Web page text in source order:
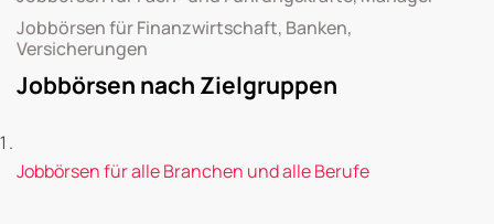
Jobbörsen für Finanzwirtschaft, Banken,
Versicherungen
Jobbörsen nach Zielgruppen
Jobbörsen für alle Branchen und alle Berufe